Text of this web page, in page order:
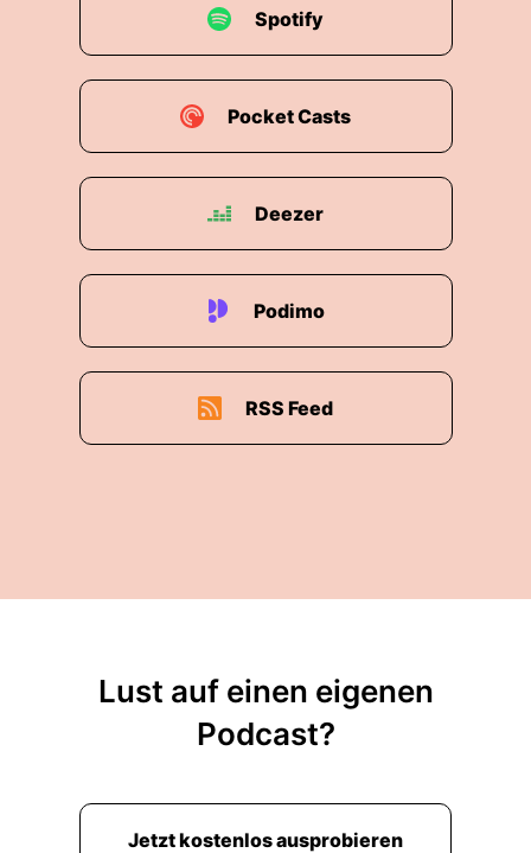
Spotify
Pocket Casts
Deezer
Podimo
RSS Feed
Lust auf einen eigenen
Podcast?
Jetzt kostenlos ausprobieren